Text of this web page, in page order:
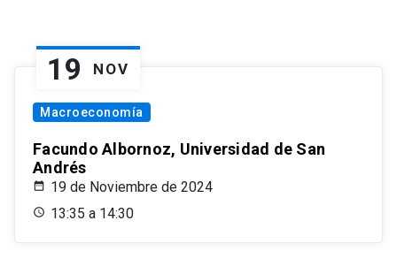
19 NOV
Macroeconomía
Facundo Albornoz, Universidad de San
Andrés
19 de Noviembre de 2024
13:35 a 14:30